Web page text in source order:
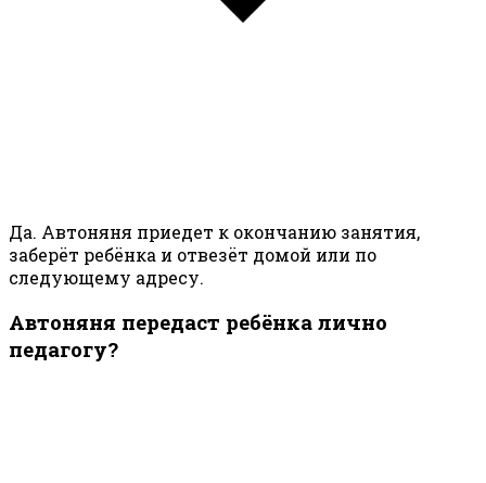
Да. Автоняня приедет к окончанию занятия,
заберёт ребёнка и отвезёт домой или по
следующему адресу.
Автоняня передаст ребёнка лично
педагогу?